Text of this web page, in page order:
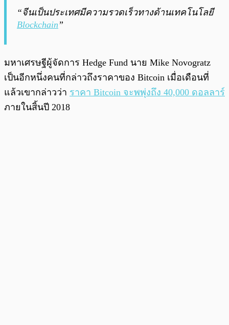
“จีนเป็นประเทศมีความรวดเร็วทางด้านเทคโนโลยี
Blockchain”
มหาเศรษฐีผู้จัดการ Hedge Fund นาย Mike Novogratz
เป็นอีกหนึ่งคนที่กล่าวถึงราคาของ Bitcoin เมื่อเดือนที่
แล้วเขากล่าวว่า ราคา Bitcoin จะพพุ่งถึง 40,000 ดอลลาร์
ภายในสิ้นปี 2018